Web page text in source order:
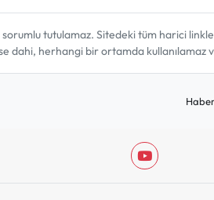
tutulamaz. Sitedeki tüm harici
dahi, herhangi bir ortamda kullanılamaz
Haber